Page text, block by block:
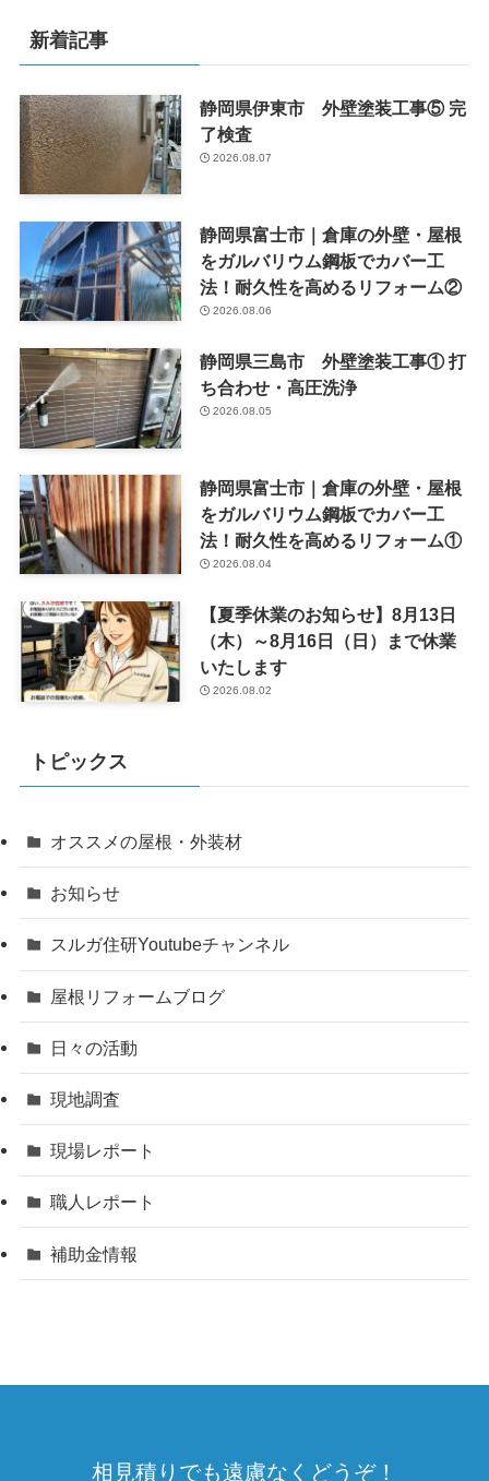
新着記事
静岡県伊東市 外壁塗装工事⑤ 完
了検査
2026.08.07
静岡県富士市｜倉庫の外壁・屋根
をガルバリウム鋼板でカバー工
法！耐久性を高めるリフォーム②
2026.08.06
静岡県三島市 外壁塗装工事① 打
ち合わせ・高圧洗浄
2026.08.05
静岡県富士市｜倉庫の外壁・屋根
をガルバリウム鋼板でカバー工
法！耐久性を高めるリフォーム①
2026.08.04
【夏季休業のお知らせ】8月13日
（木）～8月16日（日）まで休業
いたします
2026.08.02
トピックス
オススメの屋根・外装材
お知らせ
スルガ住研Youtubeチャンネル
屋根リフォームブログ
日々の活動
現地調査
現場レポート
職人レポート
補助金情報
相見積りでも遠慮なくどうぞ！